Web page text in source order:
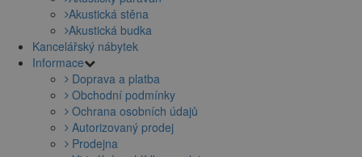
Akustická stěna
Akustická budka
Kancelářský nábytek
Informace
Doprava a platba
Obchodní podmínky
Ochrana osobních údajů
Autorizovaný prodej
Prodejna